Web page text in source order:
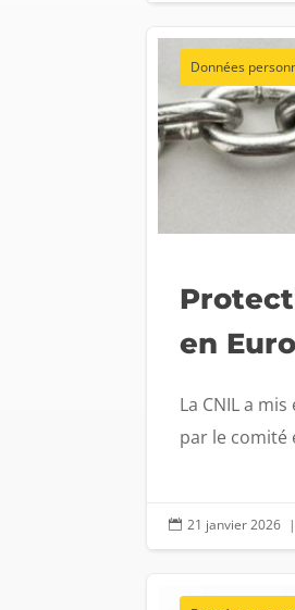
Données
en
La CNIL a
par le comité
 21 janvier 2026 |